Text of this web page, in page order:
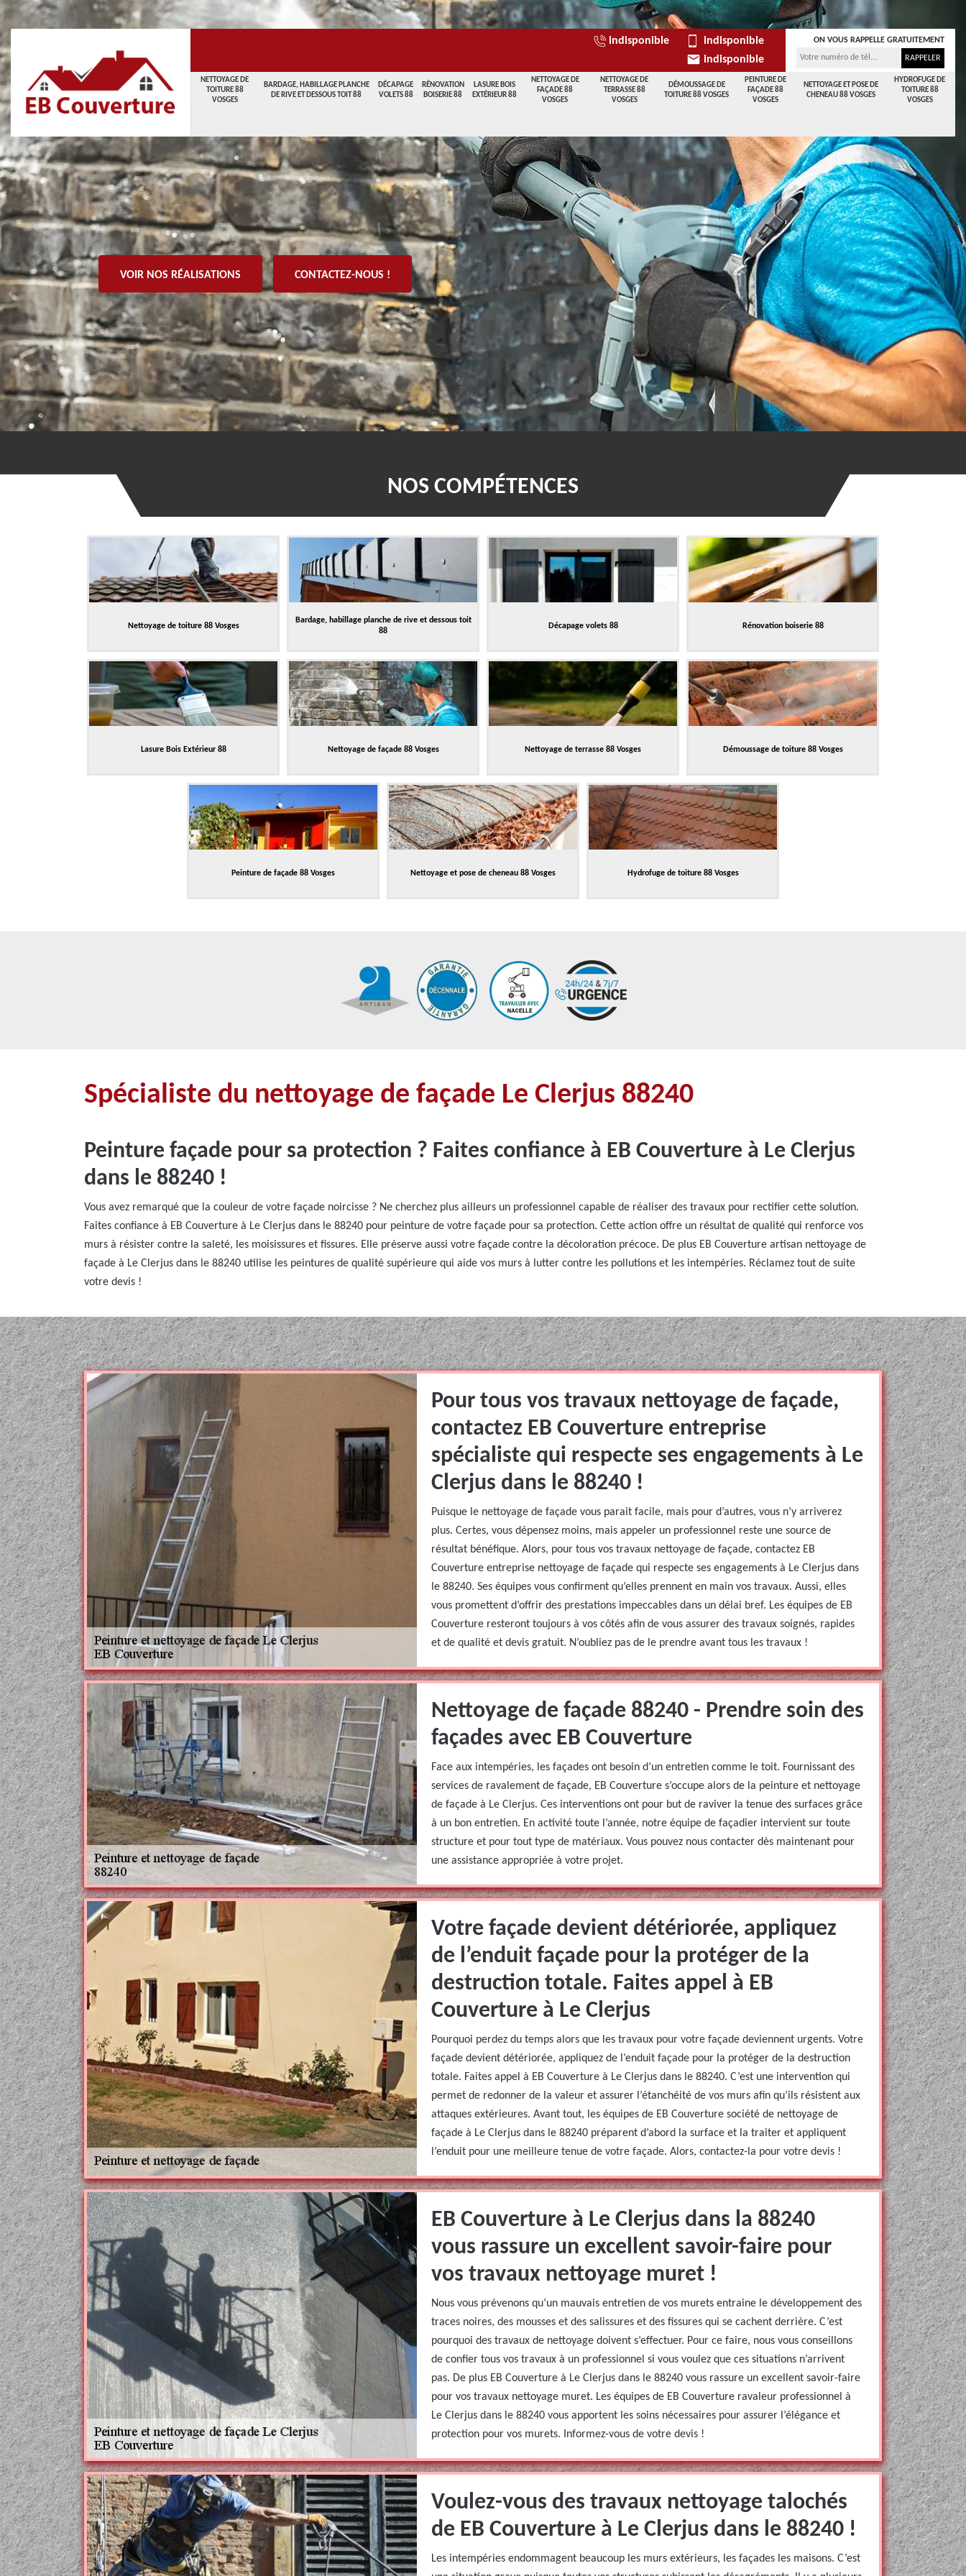
NETTOYAGE DE
TOITURE 88
VOSGES
BARDAGE, HABILLAGE PLANCHE
DE RIVE ET DESSOUS TOIT 88
DÉCAPAGE
VOLETS 88
RÉNOVATION
BOISERIE 88
LASURE BOIS
EXTÉRIEUR 88
NETTOYAGE DE
FAÇADE 88
VOSGES
NETTOYAGE DE
TERRASSE 88
VOSGES
DÉMOUSSAGE DE
TOITURE 88 VOSGES
PEINTURE DE
FAÇADE 88
VOSGES
NETTOYAGE ET POSE DE
CHENEAU 88 VOSGES
HYDROFUGE DE
TOITURE 88
VOSGES
indisponible
indisponible
indisponible
ON VOUS RAPPELLE GRATUITEMENT
VOIR NOS RÉALISATIONS CONTACTEZ-NOUS !
NOS COMPÉTENCES
Nettoyage de toiture 88 Vosges
Bardage, habillage planche de rive et dessous toit
88
Décapage volets 88 Rénovation boiserie 88
Lasure Bois Extérieur 88 Nettoyage de façade 88 Vosges Nettoyage de terrasse 88 Vosges Démoussage de toiture 88 Vosges
Peinture de façade 88 Vosges Nettoyage et pose de cheneau 88 Vosges Hydrofuge de toiture 88 Vosges
Spécialiste du nettoyage de façade Le Clerjus 88240
Peinture façade pour sa protection ? Faites confiance à EB Couverture à Le Clerjus
dans le 88240 !
Vous avez remarqué que la couleur de votre façade noircisse ? Ne cherchez plus ailleurs un professionnel capable de réaliser des travaux pour rectifier cette solution.
Faites confiance à EB Couverture à Le Clerjus dans le 88240 pour peinture de votre façade pour sa protection. Cette action offre un résultat de qualité qui renforce vos
murs à résister contre la saleté, les moisissures et fissures. Elle préserve aussi votre façade contre la décoloration précoce. De plus EB Couverture artisan nettoyage de
façade à Le Clerjus dans le 88240 utilise les peintures de qualité supérieure qui aide vos murs à lutter contre les pollutions et les intempéries. Réclamez tout de suite
votre devis !
Pour tous vos travaux nettoyage de façade,
contactez EB Couverture entreprise
spécialiste qui respecte ses engagements à Le
Clerjus dans le 88240 !
Puisque le nettoyage de façade vous parait facile, mais pour d’autres, vous n’y arriverez
plus. Certes, vous dépensez moins, mais appeler un professionnel reste une source de
résultat bénéfique. Alors, pour tous vos travaux nettoyage de façade, contactez EB
Couverture entreprise nettoyage de façade qui respecte ses engagements à Le Clerjus dans
le 88240. Ses équipes vous confirment qu’elles prennent en main vos travaux. Aussi, elles
vous promettent d’offrir des prestations impeccables dans un délai bref. Les équipes de EB
Couverture resteront toujours à vos côtés afin de vous assurer des travaux soignés, rapides
et de qualité et devis gratuit. N’oubliez pas de le prendre avant tous les travaux !
Nettoyage de façade 88240 - Prendre soin des
façades avec EB Couverture
Face aux intempéries, les façades ont besoin d’un entretien comme le toit. Fournissant des
services de ravalement de façade, EB Couverture s’occupe alors de la peinture et nettoyage
de façade à Le Clerjus. Ces interventions ont pour but de raviver la tenue des surfaces grâce
à un bon entretien. En activité toute l’année, notre équipe de façadier intervient sur toute
structure et pour tout type de matériaux. Vous pouvez nous contacter dès maintenant pour
une assistance appropriée à votre projet.
Votre façade devient détériorée, appliquez
de l’enduit façade pour la protéger de la
destruction totale. Faites appel à EB
Couverture à Le Clerjus
Pourquoi perdez du temps alors que les travaux pour votre façade deviennent urgents. Votre
façade devient détériorée, appliquez de l’enduit façade pour la protéger de la destruction
totale. Faites appel à EB Couverture à Le Clerjus dans le 88240. C’est une intervention qui
permet de redonner de la valeur et assurer l’étanchéité de vos murs afin qu’ils résistent aux
attaques extérieures. Avant tout, les équipes de EB Couverture société de nettoyage de
façade à Le Clerjus dans le 88240 préparent d’abord la surface et la traiter et appliquent
l’enduit pour une meilleure tenue de votre façade. Alors, contactez-la pour votre devis !
EB Couverture à Le Clerjus dans la 88240
vous rassure un excellent savoir-faire pour
vos travaux nettoyage muret !
Nous vous prévenons qu’un mauvais entretien de vos murets entraine le développement des
traces noires, des mousses et des salissures et des fissures qui se cachent derrière. C’est
pourquoi des travaux de nettoyage doivent s’effectuer. Pour ce faire, nous vous conseillons
de confier tous vos travaux à un professionnel si vous voulez que ces situations n’arrivent
pas. De plus EB Couverture à Le Clerjus dans le 88240 vous rassure un excellent savoir-faire
pour vos travaux nettoyage muret. Les équipes de EB Couverture ravaleur professionnel à
Le Clerjus dans le 88240 vous apportent les soins nécessaires pour assurer l’élégance et
protection pour vos murets. Informez-vous de votre devis !
Voulez-vous des travaux nettoyage talochés
de EB Couverture à Le Clerjus dans le 88240 !
Les intempéries endommagent beaucoup les murs extérieurs, les façades les maisons. C’est